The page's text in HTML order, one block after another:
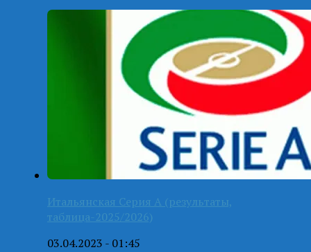
Итальянская Серия А (результаты,
таблица-2025/2026)
03.04.2023 - 01:45